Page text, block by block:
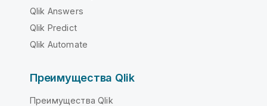
Qlik Answers
Qlik Predict
Qlik Automate
Преимущества Qlik
Преимущества Qlik